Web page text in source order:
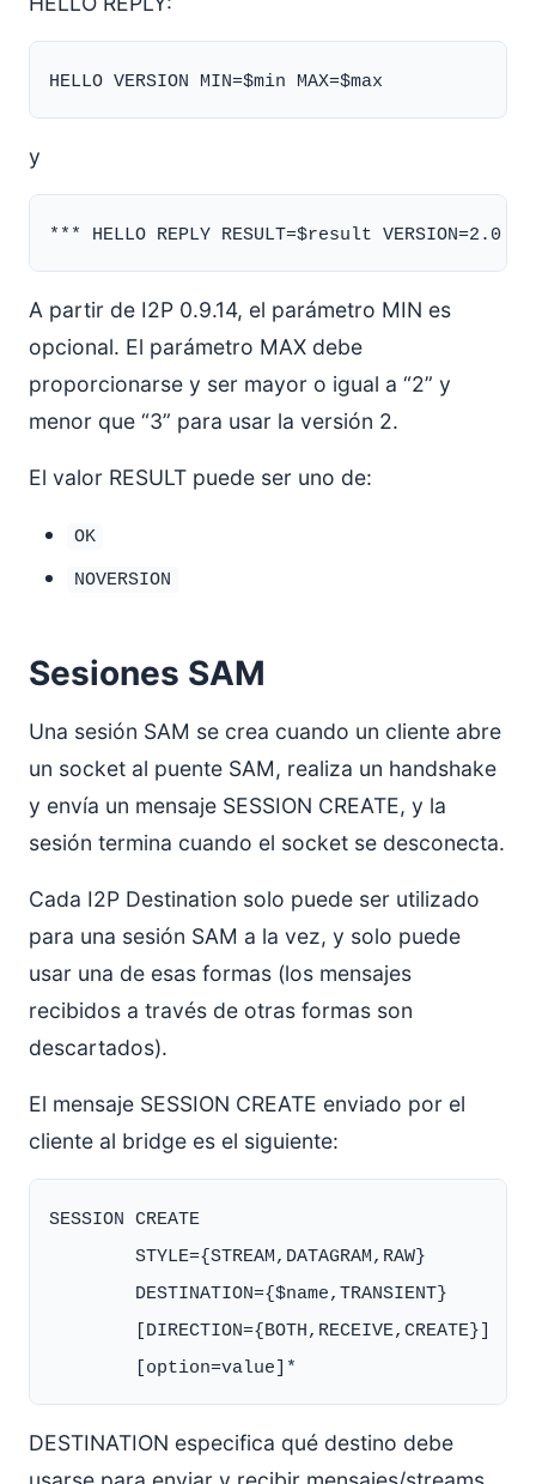
y
A partir de I2P 0.9.14, el parámetro MIN es
opcional. El parámetro MAX debe
proporcionarse y ser mayor o igual a “2” y
menor que “3” para usar la versión 2.
El valor RESULT puede ser uno de:
OK
NOVERSION
Sesiones SAM
Una sesión SAM se crea cuando un cliente abre
un socket al puente SAM, realiza un handshake
y envía un mensaje SESSION CREATE, y la
sesión termina cuando el socket se desconecta.
Cada I2P Destination solo puede ser utilizado
para una sesión SAM a la vez, y solo puede
usar una de esas formas (los mensajes
recibidos a través de otras formas son
descartados).
El mensaje SESSION CREATE enviado por el
cliente al bridge es el siguiente:
SESSION CREATE
        STYLE={STREAM,DATAGRAM,RAW}
        DESTINATION={$name,TRANSIENT}
        [DIRECTION={BOTH,RECEIVE,CREATE}]
DESTINATION especifica qué destino debe